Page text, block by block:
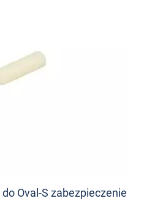
Oval-S zabezpieczenie